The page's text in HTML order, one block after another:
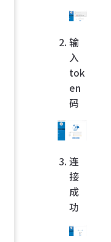
输
入
tok
en
码
连
接
成
功